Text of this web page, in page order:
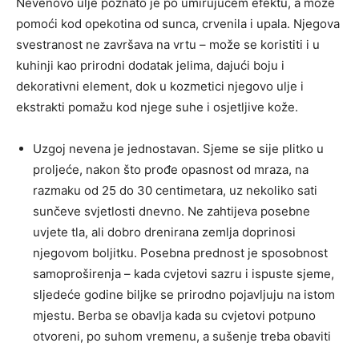
pomoći kod opekotina od sunca, crvenila i upala. Njegova
svestranost ne završava na vrtu – može se koristiti i u
kuhinji kao prirodni dodatak jelima, dajući boju i
dekorativni element, dok u kozmetici njegovo ulje i
ekstrakti pomažu kod njege suhe i osjetljive kože.
Uzgoj nevena je jednostavan. Sjeme se sije plitko u
proljeće, nakon što prođe opasnost od mraza, na
razmaku od 25 do 30 centimetara, uz nekoliko sati
sunčeve svjetlosti dnevno. Ne zahtijeva posebne
uvjete tla, ali dobro drenirana zemlja doprinosi
njegovom boljitku. Posebna prednost je sposobnost
samoproširenja – kada cvjetovi sazru i ispuste sjeme,
sljedeće godine biljke se prirodno pojavljuju na istom
mjestu. Berba se obavlja kada su cvjetovi potpuno
otvoreni, po suhom vremenu, a sušenje treba obaviti